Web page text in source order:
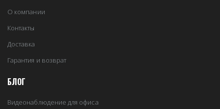
О компании
Контакты
Доставка
Гарантия и возврат
БЛОГ
Видеонаблюдение для офиса